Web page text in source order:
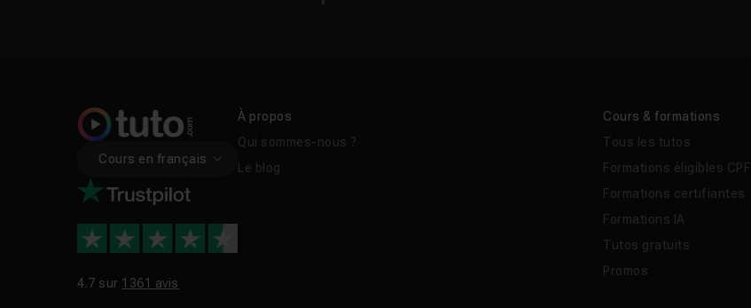
Cours en français
4.7 sur 1361 avis
À propos
Qui sommes-nous ?
Le blog
Cours & formations
Tous les tutos
Formations éligibles CPF
Formations certifiantes
Formations IA
Tutos gratuits
Promos